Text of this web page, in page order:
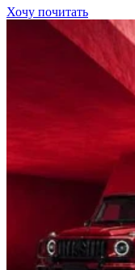
Хочу почитать